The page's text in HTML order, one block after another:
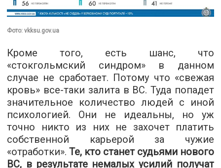
Фото: vkksu.gov.ua
Кроме того, есть шанс, что
«стокгольмский синдром» в данном
случае не сработает. Потому что «свежая
кровь» все-таки залита в ВС. Туда попадет
значительное количество людей с иной
психологией. Они не идеальны, но уж
точно никто из них не захочет платить
собственной карьерой за чужие
«отработки». Те, кто станет судьями нового
ВС, в результате немалых усилий получат